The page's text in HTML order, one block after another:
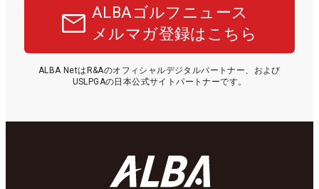
ALBAゴルフニュース
メルマガ登録はこちら
ALBA NetはR&Aのオフィシャルデジタルパートナー、および
USLPGAの日本公式サイトパートナーです。